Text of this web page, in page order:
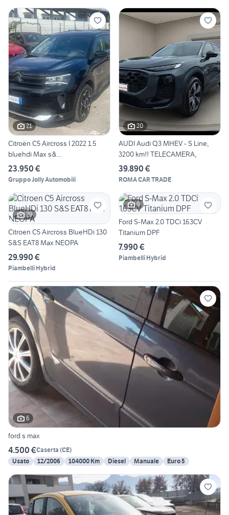
21
Citroën C5 Aircross I 2022 1.5
bluehdi Max s&...
23.950 €
Gruppo Jolly Automobili
20
AUDI Audi Q3 MHEV - S Line,
3200 km!! TELECAMERA,
39.890 €
ROMA CAR TRADE
29
Citroen C5 Aircross BlueHDi 130
S&S EAT8 Max NEOPA
29.990 €
Piambelli Hybrid
9
Ford S-Max 2.0 TDCi 163CV
Titanium DPF
7.990 €
Piambelli Hybrid
6
ford s max
4.500 €Caserta (CE)
Usato
12/2006 104000 Km Diesel Manuale Euro 5